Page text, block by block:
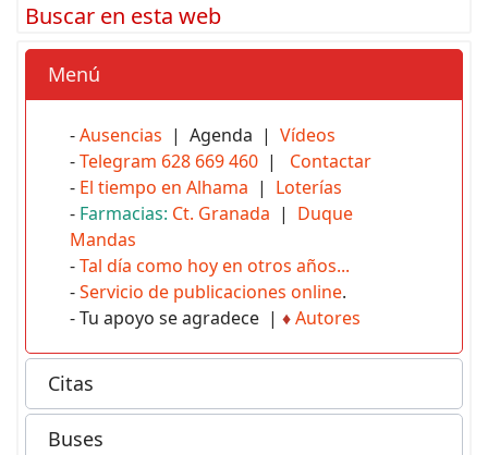
Buscar en esta web
Menú
-Ausencias | Agenda | Vídeos
-Telegram 628 669 460 | Contactar
- El tiempo en Alhama | Loterías
- Farmacias: Ct. Granada | Duque
Mandas
-Tal día como hoy en otros años...
-Servicio de publicaciones online.
- Tu apoyo se agradece | ♦Autores
Citas
Buses